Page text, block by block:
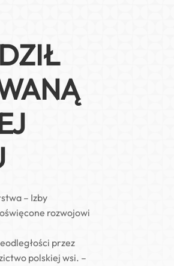
– Izby
rozwojowi
przez
polskiej wsi. –